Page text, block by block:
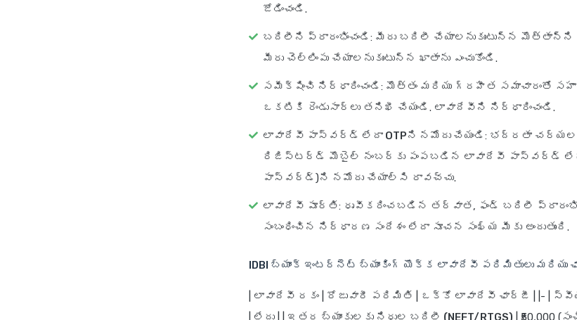
జోడించండి.
బదిలీని ప్రారంభించండి: మీరు బదిలీ చేయాలనుకుంటున్న మొత్తాన్ని
మీరు చెల్లింపు చేయాలనుకుంటున్న ఖాతాను ఎంచుకోండి.
సమీక్షించి నిర్ధారించండి: మొత్తం మరియు గ్రహీత సమాచారంతో
ఒకటికి రెండుసార్లు తనిఖీ చేయండి. లావాదేవీని నిర్ధారించండి.
లావాదేవీ పాస్‌వర్డ్ లేదా OTPని నమోదు చేయండి: భద్రతా
రిజిస్టర్డ్ మొబైల్ నంబర్‌కు పంపబడిన లావాదేవీ పాస్‌వర్డ్ లేదా
పాస్‌వర్డ్)ని నమోదు చేయాల్సి రావచ్చు.
లావాదేవీ పూర్తి: ధృవీకరించబడిన తర్వాత, ఫండ్ బదిలీ
సంబంధించిన నిర్ధారణ సందేశం లేదా సూచన సంఖ్య మీకు అందుతుంది.
IDBI బ్యాంక్ ఇంటర్నెట్ బ్యాంకింగ్ యొక్క లావాదేవీ పరిమితులు మరియు
లావాదేవీ రకం రోజువారీ పరిమితి ఒక్కో లావాదేవీ ఛార్జీ | |- |
| లేదు | | ఇతర బ్యాంకులకు నిధుల బదిలీ (NEFT/RTGS) | ₹50,000